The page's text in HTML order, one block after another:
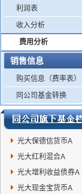
利润表
收入分析
费用分析
销售信息
购买信息（费率表）
同公司基金转换
光大保德信货币A
光大红利混合A
光大增利收益债券A
光大现金宝货币A